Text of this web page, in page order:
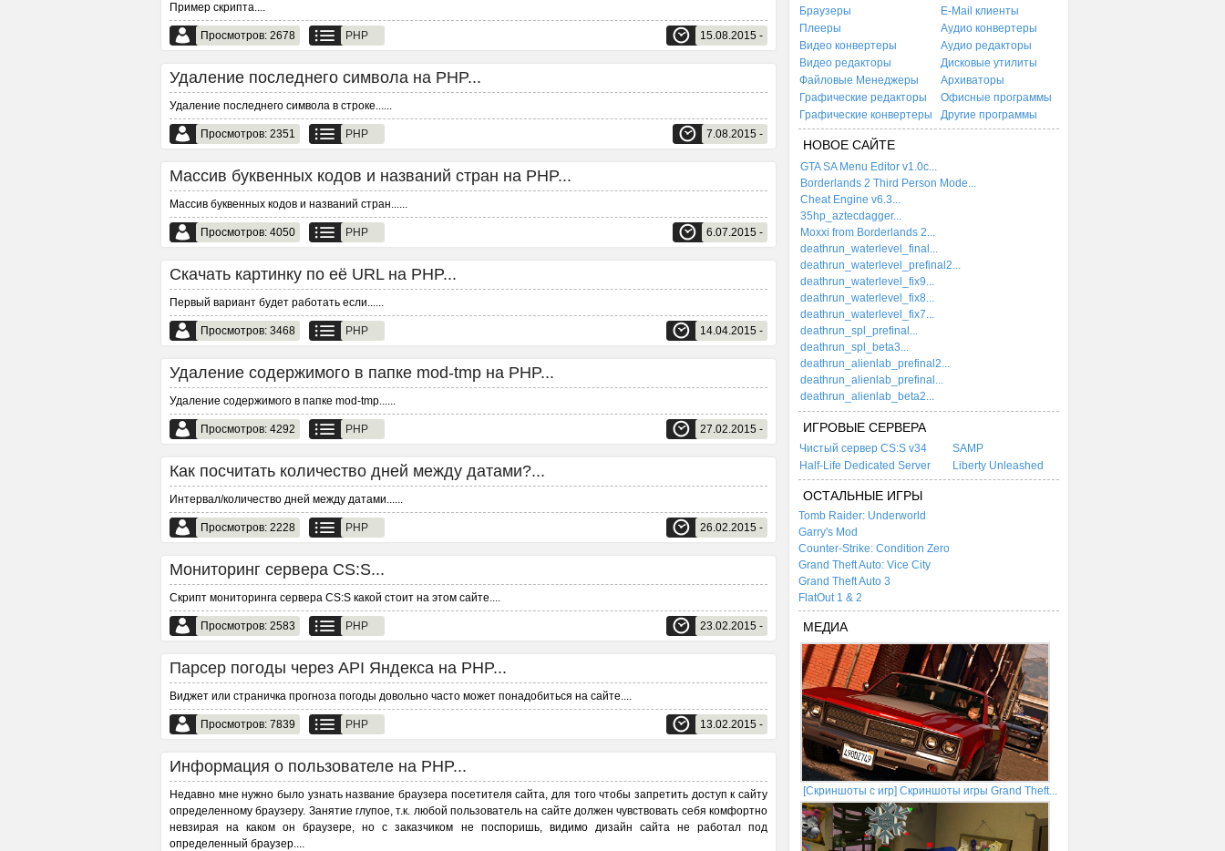
Пример скрипта....
Просмотров: 2678 PHP 15.08.2015 -
Удаление последнего символа на PHP...
Удаление последнего символа в строке......
Просмотров: 2351 PHP 7.08.2015 -
Массив буквенных кодов и названий стран на PHP...
Массив буквенных кодов и названий стран......
Просмотров: 4050 PHP 6.07.2015 -
Скачать картинку по её URL на PHP...
Первый вариант будет работать если......
Просмотров: 3468 PHP 14.04.2015 -
Удаление содержимого в папке mod-tmp на PHP...
Удаление содержимого в папке mod-tmp......
Просмотров: 4292 PHP 27.02.2015 -
Как посчитать количество дней между датами?...
Интервал/количество дней между датами......
Просмотров: 2228 PHP 26.02.2015 -
Мониторинг сервера CS:S...
Скрипт мониторинга сервера CS:S какой стоит на этом сайте....
Просмотров: 2583 PHP 23.02.2015 -
Парсер погоды через API Яндекса на PHP...
Виджет или страничка прогноза погоды довольно часто может понадобиться на сайте....
Просмотров: 7839 PHP 13.02.2015 -
Информация о пользователе на PHP...
Недавно мне нужно было узнать название браузера посетителя сайта, для того чтобы запретить доступ к сайту
определенному браузеру. Занятие глупое, т.к. любой пользователь на сайте должен чувствовать себя комфортно
невзирая на каком он браузере, но с заказчиком не поспоришь, видимо дизайн сайта не работал под
определенный браузер....
Браузеры
E-Mail клиенты
Плееры
Аудио конвертеры
Видео конвертеры
Аудио редакторы
Видео редакторы
Дисковые утилиты
Файловые Менеджеры
Архиваторы
Графические редакторы
Офисные программы
Графические конвертеры
Другие программы
НОВОЕ САЙТЕ
GTA SA Menu Editor v1.0c...
Borderlands 2 Third Person Mode...
Cheat Engine v6.3...
35hp_aztecdagger...
Moxxi from Borderlands 2...
deathrun_waterlevel_final...
deathrun_waterlevel_prefinal2...
deathrun_waterlevel_fix9...
deathrun_waterlevel_fix8...
deathrun_waterlevel_fix7...
deathrun_spl_prefinal...
deathrun_spl_beta3...
deathrun_alienlab_prefinal2...
deathrun_alienlab_prefinal...
deathrun_alienlab_beta2...
ИГРОВЫЕ СЕРВЕРА
Чистый сервер CS:S v34
SAMP
Half-Life Dedicated Server
Liberty Unleashed
ОСТАЛЬНЫЕ ИГРЫ
Tomb Raider: Underworld
Garry's Mod
Counter-Strike: Condition Zero
Grand Theft Auto: Vice City
Grand Theft Auto 3
FlatOut 1 & 2
МЕДИА
[Скриншоты с игр] Скриншоты игры Grand Theft...